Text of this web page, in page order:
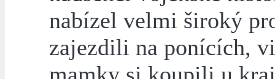
nabízel velmi široký
zajezdili na ponících,